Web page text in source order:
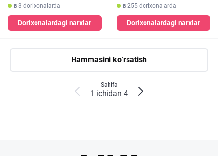
в 3 dorixonalarda
Dorixonalardagi narxlar
в 255 dorixonalarda
Dorixonalardagi narxlar
Hammasini ko‘rsatish
Sahifa
1 ichidan 4